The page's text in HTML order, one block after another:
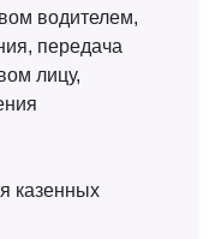
водителем,
передача
лицу,
казенных